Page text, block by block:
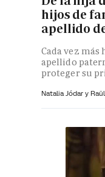
hijos de
apellido
Cada vez
apellido
proteger su
Natalia Jódar y